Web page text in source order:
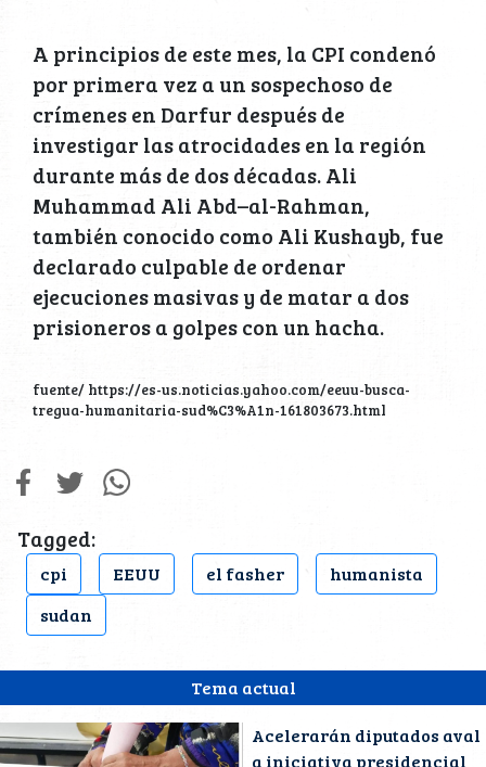
Tema actual
Acelerarán diputados aval
a iniciativa presidencial
A principios de este mes, la CPI condenó
por primera vez a un sospechoso de
crímenes en Darfur después de
investigar las atrocidades en la región
durante más de dos décadas. Ali
Muhammad Ali Abd–al-Rahman,
también conocido como Ali Kushayb, fue
declarado culpable de ordenar
ejecuciones masivas y de matar a dos
prisioneros a golpes con un hacha.
fuente/ https://es-us.noticias.yahoo.com/eeuu-busca-
tregua-humanitaria-sud%C3%A1n-161803673.html
Tagged:
cpi EEUU el fasher
humanista
sudan